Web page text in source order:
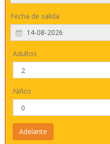
Fecha de salida
Adultos
Niños